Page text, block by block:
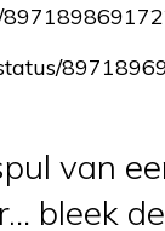
van
bleek